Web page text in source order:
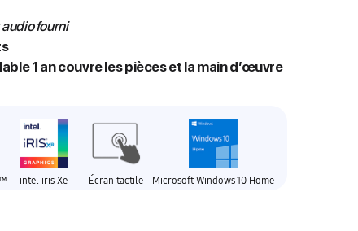
fourni
1 an couvre les pièces et la main d’œuvre
intel iris Xe Écran tactile Microsoft Windows 10 Home